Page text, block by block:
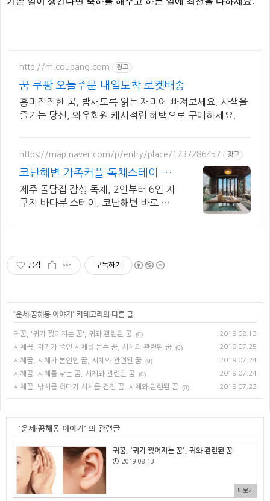
http://m.coupang.com 광고
꿈 쿠팡 오늘주문 내일도착 로켓배송
흥미진진한 꿈, 밤새도록 읽는 재미에 빠져보세요. 사색을
즐기는 당신, 와우회원 캐시적립 혜택으로 구매하세요.
https://map.naver.com/p/entry/place/1237286457 광고
코난해변 가족커플 독채스테이 월
정리 근처 감성 독채 2채
제주 돌담집 감성 독채, 2인부터 6인 자
쿠지 바다뷰 스테이, 코난해변 바로 앞
공감 구독하기
'운세·꿈해몽 이야기' 카테고리의 다른 글
귀꿈, '귀가 찢어지는 꿈', 귀와 관련된 꿈 (0) 2019.08.13
시체꿈, 자기가 죽인 시체를 묻는 꿈, 시체와 관련된 꿈 (0) 2019.07.25
시체꿈, 시체가 본인인 꿈, 시체와 관련된 꿈 (0) 2019.07.24
시체꿈. 시체를 닦는 꿈, 시체와 관련된 꿈 (0) 2019.07.24
시체꿈, 낚시를 하다가 시체를 건진 꿈, 시체와 관련된 꿈 (0) 2019.07.23
'운세·꿈해몽 이야기' 의 관련글
귀꿈, '귀가 찢어지는 꿈', 귀와 관련된 꿈
2019.08.13
더보기